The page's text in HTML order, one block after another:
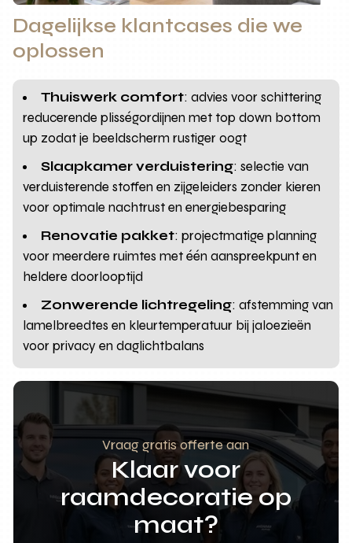
Dagelijkse klantcases die we
oplossen
Thuiswerk comfort: advies voor schittering
reducerende plisségordijnen met top down bottom
up zodat je beeldscherm rustiger oogt
Slaapkamer verduistering: selectie van
verduisterende stoffen en zijgeleiders zonder kieren
voor optimale nachtrust en energiebesparing
Renovatie pakket: projectmatige planning
voor meerdere ruimtes met één aanspreekpunt en
heldere doorlooptijd
Zonwerende lichtregeling: afstemming van
lamelbreedtes en kleurtemperatuur bij jaloezieën
voor privacy en daglichtbalans
Vraag gratis offerte aan
Klaar voor
raamdecoratie op
maat?